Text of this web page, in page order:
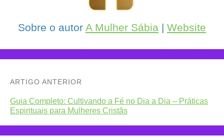
Sobre o autor A Mulher Sábia | Website
ARTIGO ANTERIOR
Guia Completo: Cultivando a Fé no Dia a Dia – Práticas
Espirituais para Mulheres Cristãs